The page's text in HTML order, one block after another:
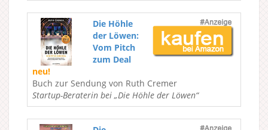
Die Höhle
der Löwen:
Vom Pitch
zum Deal
neu!
Buch zur Sendung von Ruth Cremer
Startup-Beraterin bei „Die Höhle der Löwen“